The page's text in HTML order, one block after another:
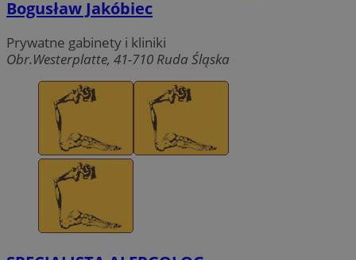
Bogusław Jakóbiec
Prywatne gabinety i kliniki
Obr.Westerplatte, 41-710 Ruda Śląska